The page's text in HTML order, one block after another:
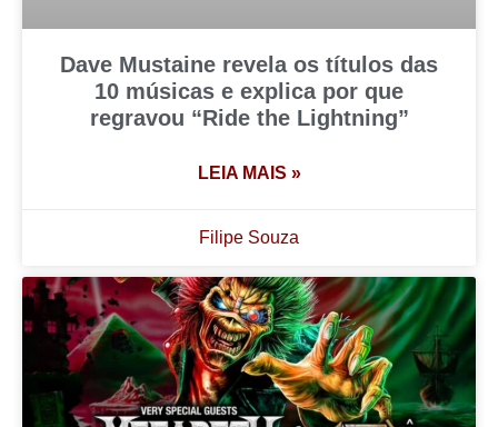
Dave Mustaine revela os títulos das
10 músicas e explica por que
regravou “Ride the Lightning”
LEIA MAIS »
Filipe Souza